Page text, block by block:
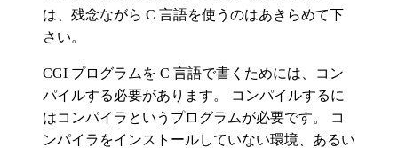
は、残念ながら C 言語を使うのはあきらめて下
さい。
CGI プログラムを C 言語で書くためには、コン
パイルする必要があります。 コンパイルするに
はコンパイラというプログラムが必要です。 コ
ンパイラをインストールしていない環境、あるい